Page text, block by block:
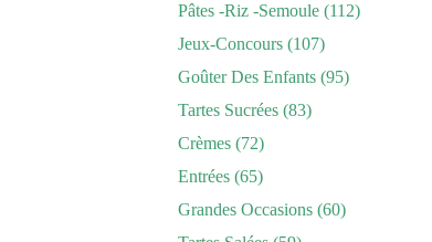
Pâtes -riz -semoule (112)
Jeux-Concours (107)
Goûter Des Enfants (95)
Tartes Sucrées (83)
Crèmes (72)
Entrées (65)
Grandes Occasions (60)